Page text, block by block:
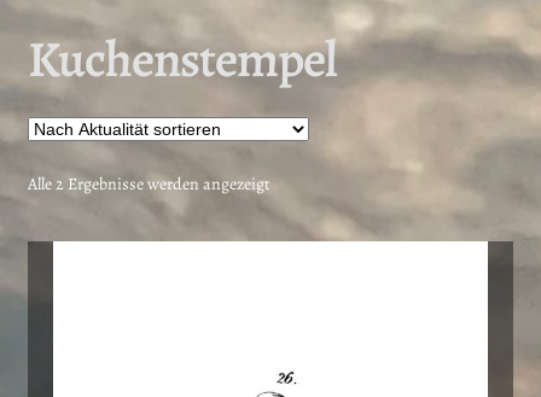
Kasse
Anleitungen
Kontakt
Kuchenstempel
Alle 2 Ergebnisse werden angezeigtNach
Aktualität
sortiert